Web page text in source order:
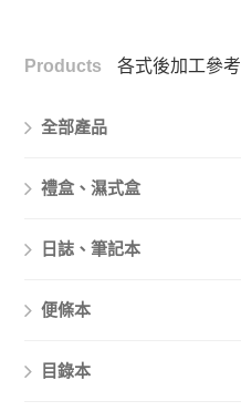
Products 各式後加工參考
全部產品
禮盒、濕式盒
日誌、筆記本
便條本
目錄本